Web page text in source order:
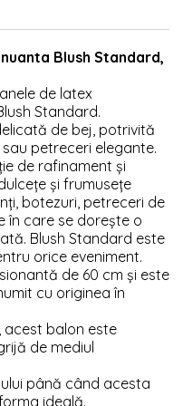
Blush Standard,
de latex
Standard.
de bej, potrivită
petreceri elegante.
de rafinament și
și frumusețe
botezuri, petreceri de
în care se dorește o
Blush Standard este
orice eveniment.
de 60 cm și este
cu originea în
acest balon este
de mediul
până când acesta
ideală.